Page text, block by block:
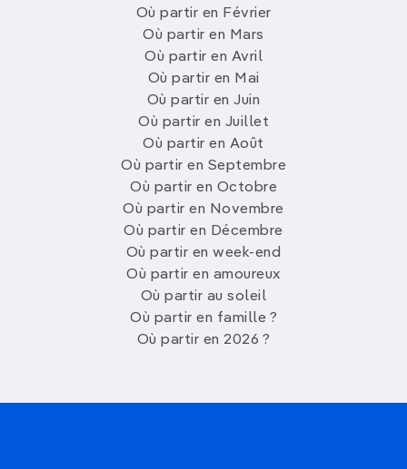
Où partir en Février
Où partir en Mars
Où partir en Avril
Où partir en Mai
Où partir en Juin
Où partir en Juillet
Où partir en Août
Où partir en Septembre
Où partir en Octobre
Où partir en Novembre
Où partir en Décembre
Où partir en week-end
Où partir en amoureux
Où partir au soleil
Où partir en famille ?
Où partir en 2026 ?